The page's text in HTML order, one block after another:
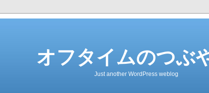
オフタイムのつぶ
Just another WordPress weblog